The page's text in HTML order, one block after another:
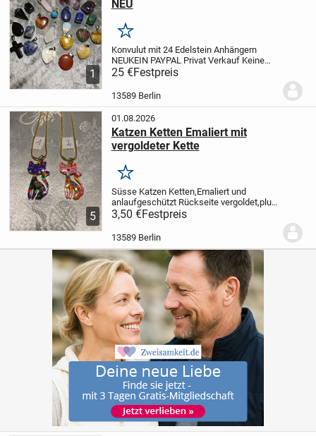
1
NEU
Merken
Konvulut mit 24 Edelstein Anhängern
NEUKEIN PAYPAL Privat Verkauf Keine
RücknahmeKeine Haftung
25 €Festpreis
13589 Berlin
5
01.08.2026
Katzen Ketten Emaliert mit
vergoldeter Kette
Merken
Süsse Katzen Ketten,Emaliert und
anlaufgeschützt Rückseite vergoldet,plus
vergoldete Kette.Beim Kauf bitte die
gewünschte Nummer
Anhänger Katze = 3,50€
3,50 €Festpreis
13589 Berlin